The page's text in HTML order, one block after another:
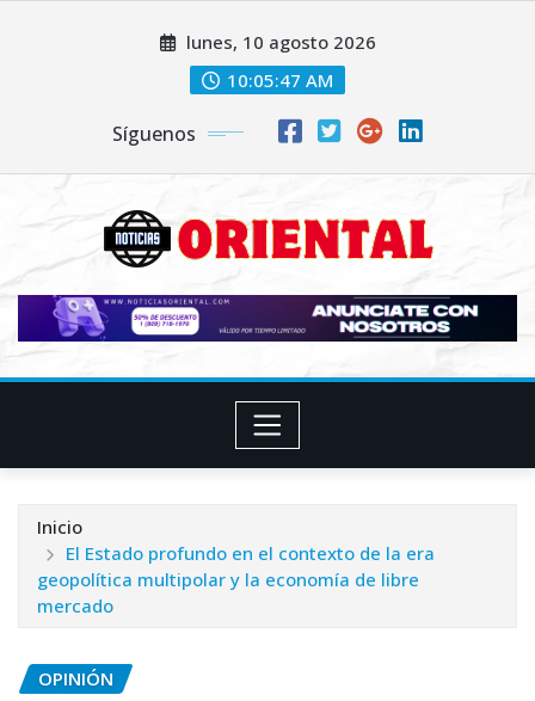
lunes, 10 agosto 2026
10:05:49 AM
Síguenos
Inicio
El Estado profundo en el contexto de la era
geopolítica multipolar y la economía de libre
mercado
OPINIÓN